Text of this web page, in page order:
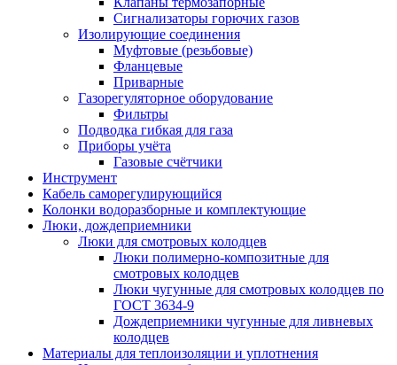
Сигнализаторы горючих газов
Изолирующие соединения
Муфтовые (резьбовые)
Фланцевые
Приварные
Газорегуляторное оборудование
Фильтры
Подводка гибкая для газа
Приборы учёта
Газовые счётчики
Инструмент
Кабель саморегулирующийся
Колонки водоразборные и комплектующие
Люки, дождеприемники
Люки для смотровых колодцев
Люки полимерно-композитные для
смотровых колодцев
Люки чугунные для смотровых колодцев по
ГОСТ 3634-9
Дождеприемники чугунные для ливневых
колодцев
Материалы для теплоизоляции и уплотнения